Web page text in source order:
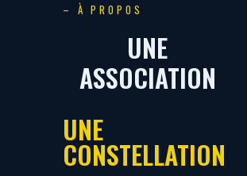
– À PROPOS
UNE
ASSOCIATION
UNE
CONSTELLATION